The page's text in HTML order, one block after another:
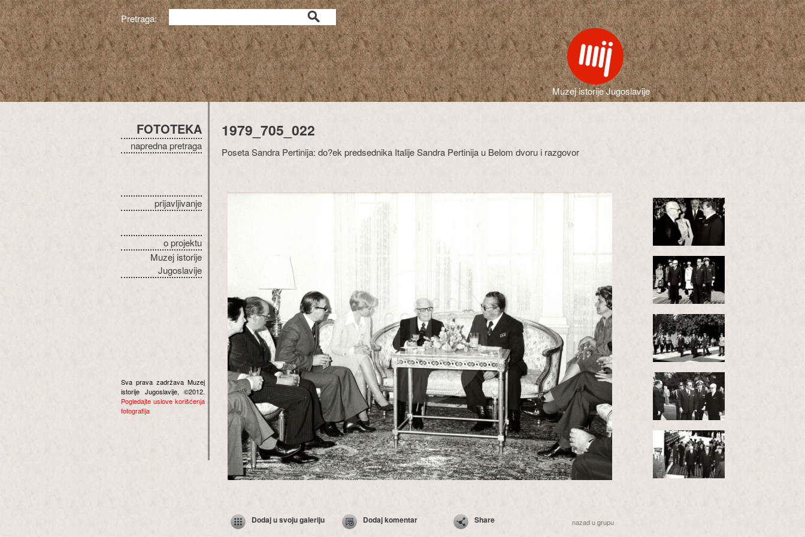
Pretraga:
Muzej istorije Jugoslavije
FOTOTEKA
napredna pretraga
prijavljivanje
o projektu
Muzej istorije
Jugoslavije
Sva prava zadržava Muzej
istorije Jugoslavije, ©2012.
Pogledajte uslove korišćenja
fotografija
1979_705_022
Poseta Sandra Pertinija: do?ek predsednika Italije Sandra Pertinija u Belom dvoru i razgovor
Dodaj u svoju galeriju Dodaj komentar Share nazad u grupu